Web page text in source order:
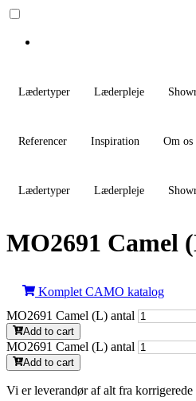
Lædertyper Læderpleje
Referencer Inspiration Om os
Lædertyper Læderpleje
MO2691 Camel
Komplet CAMO katalog
MO2691 Camel (L) antal
Add to cart
MO2691 Camel (L) antal
Add to cart
Vi er leverandør af alt fra